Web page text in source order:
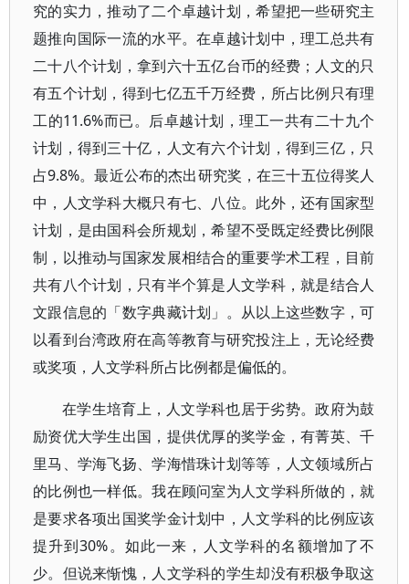
究的实力，推动了二个卓越计划，希望把一些研究主
题推向国际一流的水平。在卓越计划中，理工总共有
二十八个计划，拿到六十五亿台币的经费；人文的只
有五个计划，得到七亿五千万经费，所占比例只有理
工的11.6%而已。后卓越计划，理工一共有二十九个
计划，得到三十亿，人文有六个计划，得到三亿，只
占9.8%。最近公布的杰出研究奖，在三十五位得奖人
中，人文学科大概只有七、八位。此外，还有国家型
计划，是由国科会所规划，希望不受既定经费比例限
制，以推动与国家发展相结合的重要学术工程，目前
共有八个计划，只有半个算是人文学科，就是结合人
文跟信息的「数字典藏计划」。从以上这些数字，可
以看到台湾政府在高等教育与研究投注上，无论经费
或奖项，人文学科所占比例都是偏低的。
在学生培育上，人文学科也居于劣势。政府为鼓
励资优大学生出国，提供优厚的奖学金，有菁英、千
里马、学海飞扬、学海惜珠计划等等，人文领域所占
的比例也一样低。我在顾问室为人文学科所做的，就
是要求各项出国奖学金计划中，人文学科的比例应该
提升到30%。如此一来，人文学科的名额增加了不
少。但说来惭愧，人文学科的学生却没有积极争取这